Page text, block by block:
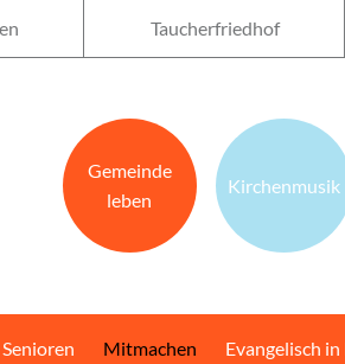
Taucherfriedhof
Gemeinde
leben
Kirchenmusik
Senioren Mitmachen Evangelisch